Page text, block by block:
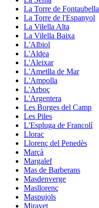
La Torre de Fontaubella
La Torre de l'Espanyol
La Vilella Alta
La Vilella Baixa
L'Albiol
L'Aldea
L'Aleixar
L'Ametlla de Mar
L'Ampolla
L'Arboç
L'Argentera
Les Borges del Camp
Les Piles
L'Espluga de Francolí
Llorac
Llorenç del Penedès
Marçà
Margalef
Mas de Barberans
Masdenverge
Masllorenç
Maspujols
Miravet